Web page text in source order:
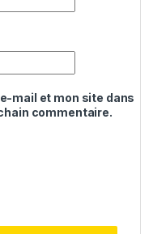
mail et mon site dans
commentaire.